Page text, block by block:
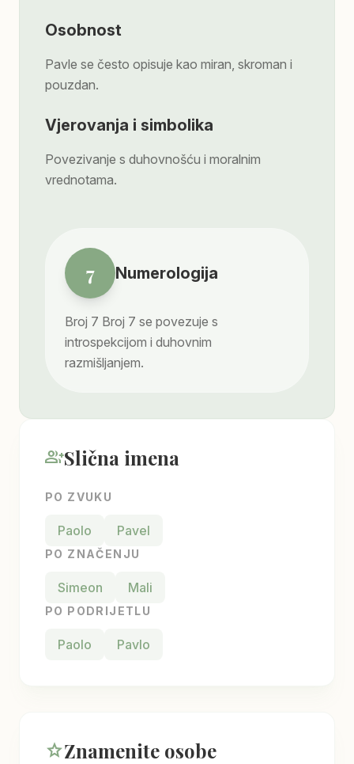
Osobnost
Pavle se često opisuje kao miran, skroman i
pouzdan.
Vjerovanja i simbolika
Povezivanje s duhovnošću i moralnim
vrednotama.
7 Numerologija
Broj 7 Broj 7 se povezuje s
introspekcijom i duhovnim
razmišljanjem.
group_addSlična imena
PO ZVUKU
Paolo Pavel
PO ZNAČENJU
Simeon Mali
PO PODRIJETLU
Paolo Pavlo
starZnamenite osobe